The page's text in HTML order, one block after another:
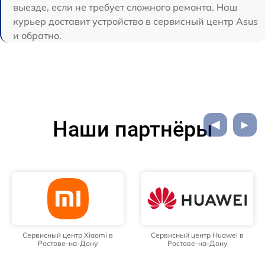
выезде, если не требует сложного ремонта. Наш
курьер доставит устройство в сервисный центр Asus
и обратно.
Наши партнёры
Сервисный центр Xiaomi в
Ростове-на-Дону
Сервисный центр Huawei в
Ростове-на-Дону